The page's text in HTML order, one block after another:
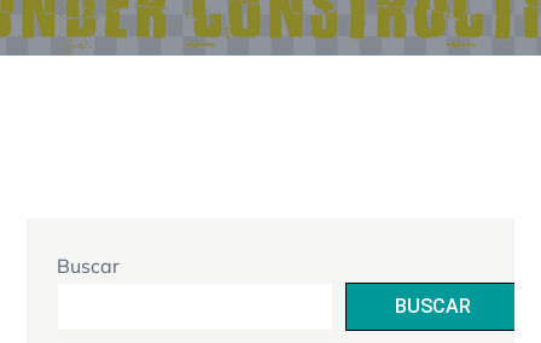
Buscar
BUSCAR